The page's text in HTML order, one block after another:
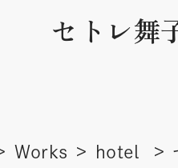
セトレ舞
Works hotel